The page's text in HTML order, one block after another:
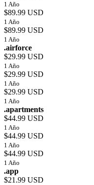
1 Año
$89.99 USD
1 Año
$89.99 USD
1 Año
.airforce
$29.99 USD
1 Año
$29.99 USD
1 Año
$29.99 USD
1 Año
.apartments
$44.99 USD
1 Año
$44.99 USD
1 Año
$44.99 USD
1 Año
.app
$21.99 USD